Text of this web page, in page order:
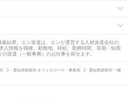
結果。エン派遣は、エンが運営する人材派遣会社の
人情報を職種、勤務地、時給、勤務時間、長期・短期
派遣（一般事務）のお仕事を探せます。
愛知県碧南市 オフィスワーク・事務系
愛知県碧南市 一般